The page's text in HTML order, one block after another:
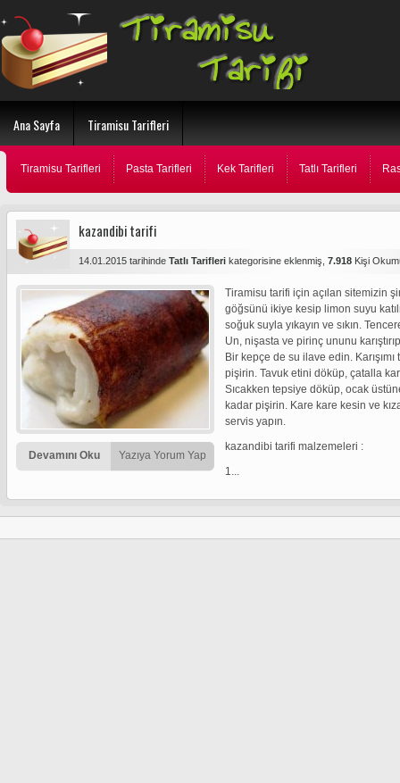
Ana Sayfa Tiramisu Tarifleri
Tiramisu Tarifleri Pasta Tarifleri Kek Tarifleri Tatlı Tarifleri
kazandibi tarifi
14.01.2015 tarihinde Tatlı Tarifleri kategorisine eklenmiş, 7.918 Kişi
Devamını Oku Yazıya Yorum Yap
Tiramisu tarifi için açılan sitemizin
göğsünü ikiye kesip limon suyu
soğuk suyla yıkayın ve sıkın.
Un, nişasta ve pirinç ununu
Bir kepçe de su ilave edin.
pişirin. Tavuk etini döküp, çatalla
Sıcakken tepsiye döküp, ocak
kadar pişirin. Kare kare kesin ve
servis yapın.
kazandibi tarifi malzemeleri :
1...